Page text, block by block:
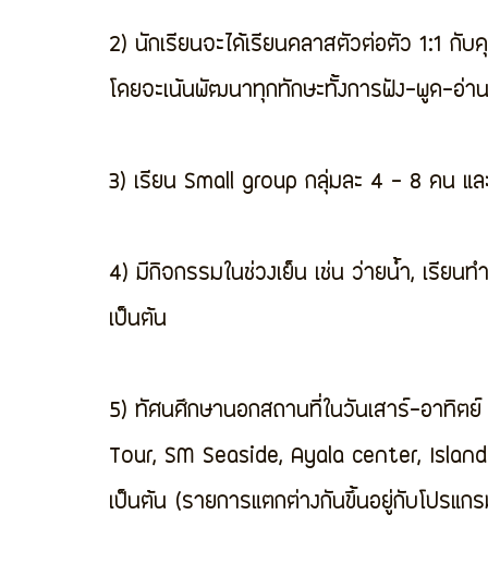
2) นักเรียนจะได้เรียนคลาสตัวต่อตัว 1:1
โดยจะเน้นพัฒนาทุกทักษะทั้งการฟัง-พูด-อ่า
3) เรียน Small group กลุ่มละ 4 - 8 คน
4) มีกิจกรรมในช่วงเย็น เช่น ว่ายน้ำ, เรียน
เป็นต้น
5) ทัศนศึกษานอกสถานที่ในวันเสาร์-อาทิต
Tour, SM Seaside, Ayala center,
เป็นต้น (รายการแตกต่างกันขึ้นอยู่กับโปรแกร